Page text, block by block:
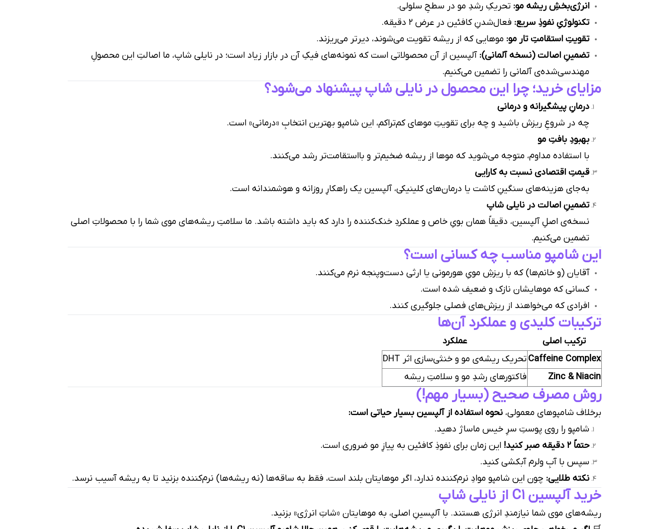
انرژی‌بخشِ ریشه مو: تحریکِ رشدِ مو در سطحِ سلولی.
تکنولوژیِ نفوذِ سریع: فعال‌شدنِ کافئین در عرض ۲ دقیقه.
تقویتِ استقامتِ تار مو: موهایی که از ریشه تقویت می‌شوند، دیرتر می‌ریزند.
تضمینِ اصالت (نسخه آلمانی): آلپسین از آن محصولاتی است که نمونه‌های فیکِ آن در بازار زیاد است؛ در نایلی شاپ، ما اصالتِ این محصولِ
مهندسی‌شده‌ی آلمانی را تضمین می‌کنیم.
مزایای خرید؛ چرا این محصول در نایلی شاپ پیشنهاد می‌شود؟
درمانِ پیشگیرانه و درمانی
چه در شروعِ ریزش باشید و چه برای تقویتِ موهای کم‌تراکم، این شامپو بهترین انتخابِ «درمانی» است.
بهبودِ بافتِ مو
با استفاده مداوم، متوجه می‌شوید که موها از ریشه ضخیم‌تر و بااستقامت‌تر رشد می‌کنند.
قیمتِ اقتصادی نسبت به کارایی
به‌جای هزینه‌های سنگینِ کاشت یا درمان‌های کلینیکی، آلپسین یک راهکارِ روزانه و هوشمندانه است.
تضمینِ اصالت در نایلی شاپ
نسخه‌ی اصلِ آلپسین، دقیقاً همان بویِ خاص و عملکردِ خنک‌کننده را دارد که باید داشته باشد. ما سلامتِ ریشه‌های موی شما را با محصولاتِ اصلی
تضمین می‌کنیم.
این شامپو مناسب چه کسانی است؟
آقایان (و خانم‌ها) که با ریزشِ مویِ هورمونی یا ارثی دست‌وپنجه نرم می‌کنند.
کسانی که موهایشان نازک و ضعیف شده است.
افرادی که می‌خواهند از ریزش‌های فصلی جلوگیری کنند.
ترکیبات کلیدی و عملکرد آن‌ها
ترکیب اصلی
عملکرد
Caffeine Complexتحریک ریشه‌ی مو و خنثی‌سازی اثر DHT
Zinc & Niacin
فاکتورهای رشدِ مو و سلامتِ ریشه
روش مصرف صحیح (بسیار مهم!)
برخلاف شامپوهای معمولی، نحوه استفاده از آلپسین بسیار حیاتی است:
شامپو را روی پوستِ سرِ خیس ماساژ دهید.
حتماً ۲ دقیقه صبر کنید!
این زمان برای نفوذِ کافئین به پیازِ مو ضروری است.
سپس با آبِ ولرم آبکشی کنید.
نکته طلایی: چون این شامپو موادِ نرم‌کننده ندارد، اگر موهایتان بلند است، فقط به ساقه‌ها (نه ریشه‌ها) نرم‌کننده بزنید تا به ریشه آسیب نرسد.
خرید آلپسین C1 از نایلی شاپ
ریشه‌های موی شما نیازمندِ انرژی هستند. با آلپسینِ اصلی، به موهایتان «شاتِ انرژی» بزنید.